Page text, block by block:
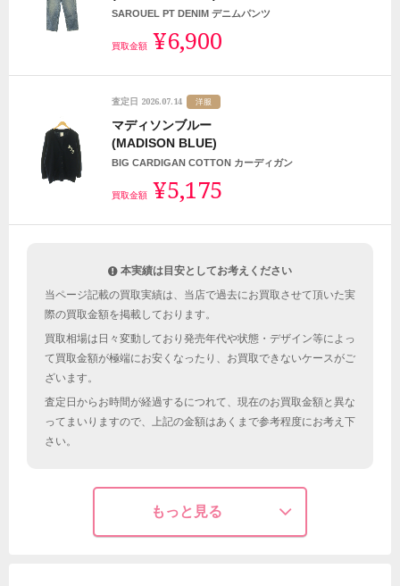
SAROUEL PT DENIM デニムパンツ
買取金額 ¥6,900
査定日 2026.07.14 洋服
マディソンブルー
(MADISON BLUE)
BIG CARDIGAN COTTON カーディガン
買取金額 ¥5,175
本実績は目安としてお考えください
当ページ記載の買取実績は、当店で過去にお買取させて頂いた実
際の買取金額を掲載しております。
買取相場は日々変動しており発売年代や状態・デザイン等によっ
て買取金額が極端にお安くなったり、お買取できないケースがご
ざいます。
査定日からお時間が経過するにつれて、現在のお買取金額と異な
ってまいりますので、上記の金額はあくまで参考程度にお考え下
さい。
もっと見る